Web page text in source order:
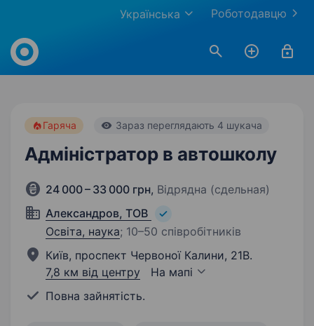
Роботодавцю
Українська
Work.ua
Гаряча Зараз переглядають 4 шукача
Адміністратор в автошколу
24 000 – 33 000 грн, Відрядна (сдельная)
Александров, ТОВ
Освіта, наука; 10–50 співробітників
Київ, проспект Червоної Калини, 21В.
7,8 км від центру
На мапі
Повна зайнятість.